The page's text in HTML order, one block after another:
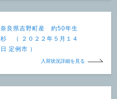
奈良県吉野町産 約50年生
杉 （ ２０２２年５月１４
日 定例市 ）
入荷状況詳細を見る